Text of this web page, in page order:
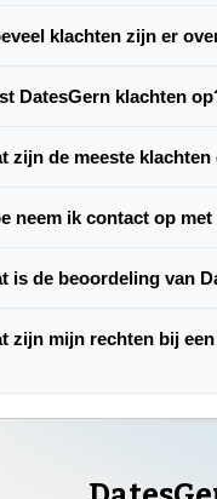
klachten zijn er
DatesGern klachten
zijn de meeste
neem ik contact op
is de beoordeling van
zijn mijn rechten bij